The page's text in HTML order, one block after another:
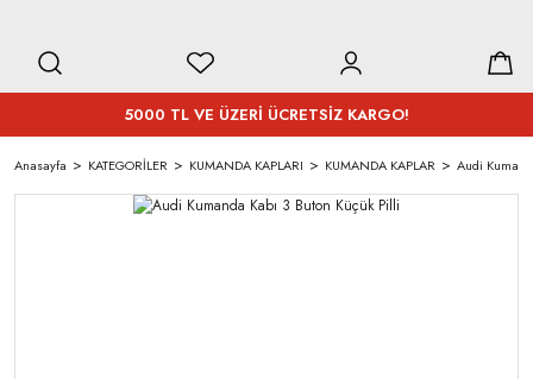
5000 TL VE ÜZERİ ÜCRETSİZ KARGO!
Anasayfa KATEGORİLER KUMANDA KAPLARI KUMANDA KAPLAR Audi